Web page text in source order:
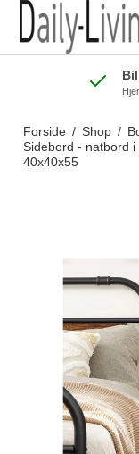
Forside / Shop /
Sidebord - natbord
40x40x55